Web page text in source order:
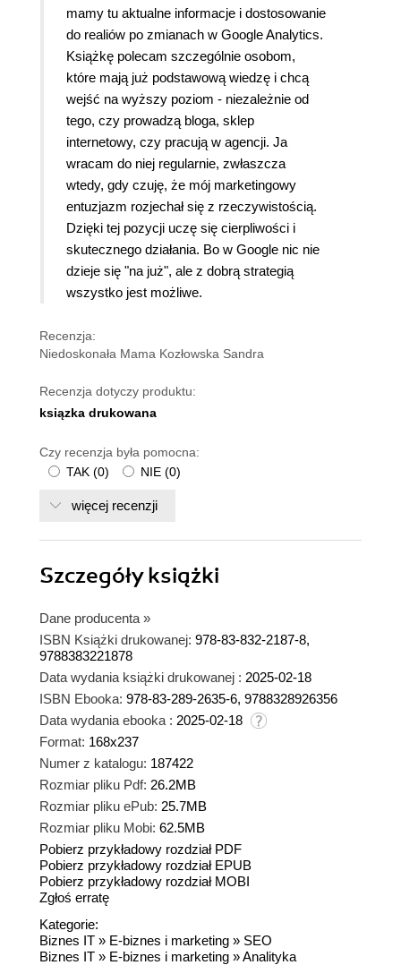
mamy tu aktualne informacje i dostosowanie
do realiów po zmianach w Google Analytics.
Książkę polecam szczególnie osobom,
które mają już podstawową wiedzę i chcą
wejść na wyższy poziom - niezależnie od
tego, czy prowadzą bloga, sklep
internetowy, czy pracują w agencji. Ja
wracam do niej regularnie, zwłaszcza
wtedy, gdy czuję, że mój marketingowy
entuzjazm rozjechał się z rzeczywistością.
Dzięki tej pozycji uczę się cierpliwości i
skutecznego działania. Bo w Google nic nie
dzieje się "na już", ale z dobrą strategią
wszystko jest możliwe.
Recenzja:
Niedoskonała Mama Kozłowska Sandra
Recenzja dotyczy produktu:
ksiązka drukowana
Czy recenzja była pomocna:
TAK (0) NIE (0)
więcej recenzji
Szczegółyksiążki
Dane producenta »
ISBN Książki drukowanej: 978-83-832-2187-8,
9788383221878
Data wydania książki drukowanej : 2025-02-18
ISBN Ebooka: 978-83-289-2635-6, 9788328926356
Data wydania ebooka : 2025-02-18
Format: 168x237
Numer z katalogu: 187422
Rozmiar pliku Pdf: 26.2MB
Rozmiar pliku ePub: 25.7MB
Rozmiar pliku Mobi: 62.5MB
Pobierz przykładowy rozdział PDF
Pobierz przykładowy rozdział EPUB
Pobierz przykładowy rozdział MOBI
Zgłoś erratę
Kategorie:
Biznes IT » E-biznes i marketing » SEO
Biznes IT » E-biznes i marketing »Analityka